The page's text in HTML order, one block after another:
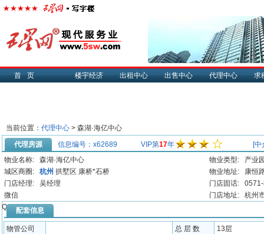
首页 楼宇经济 出租中心 出售中心 代理中心 求
当前位置： 代理中心 > 森湖·海亿中心
代理房源
信息编号：x62689 VIP第17年
[中
物业名称:
森湖·海亿中心 物业类型:
产业
城区商圈:
杭州 拱墅区 康桥*石桥 物业地址:
康恒
门店经理:
吴经理 门店固话:
微信
QQ:
门店地址:
杭州
配套信息
物管公司 总 层 数
13层